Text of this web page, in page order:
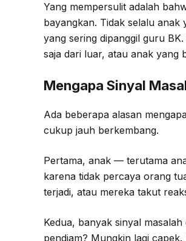
Yang mempersulit adalah
bayangkan. Tidak selalu anak
yang sering dipanggil guru
saja dari luar, atau anak yang
Mengapa Sinyal
Ada beberapa alasan
cukup jauh berkembang.
Pertama, anak — terutama
karena tidak percaya orang
terjadi, atau mereka takut
Kedua, banyak sinyal
pendiam? Mungkin lagi